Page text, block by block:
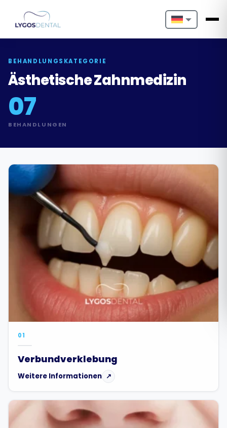
Nederlands
Français
Türkçe
Italiano
Български
Română
Русский
BEHANDLUNGSKATEGORIE
Ästhetische Zahnmedizin
07
BEHANDLUNGEN
01
Verbundverklebung
Weitere Informationen ↗